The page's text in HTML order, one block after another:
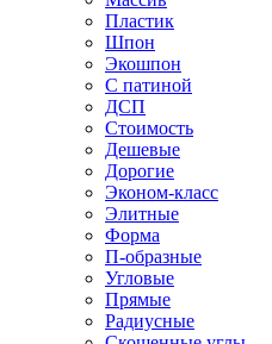
Пластик
Шпон
Экошпон
С патиной
ДСП
Стоимость
Дешевые
Дорогие
Эконом-класс
Элитные
Форма
П-образные
Угловые
Прямые
Радиусные